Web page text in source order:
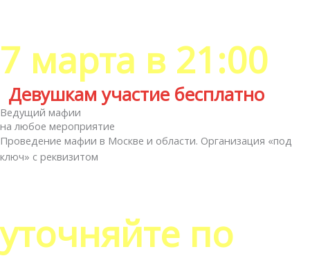
7 марта в 21:00
Девушкам участие бесплатно
Ведущий мафии
на любое мероприятие
Проведение мафии в Москве и области. Организация «под
ключ» с реквизитом
уточняйте по